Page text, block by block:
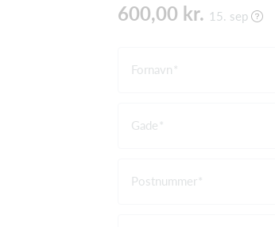
600,00 kr. 15. sep
Fornavn
Gade
Postnummer